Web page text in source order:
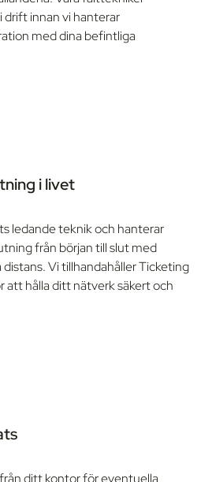
drift innan vi hanterar
med dina befintliga
i livet
ledande teknik och hanterar
från början till slut med
Vi tillhandahåller Ticketing
att hålla ditt nätverk säkert och
ditt kontor för eventuella